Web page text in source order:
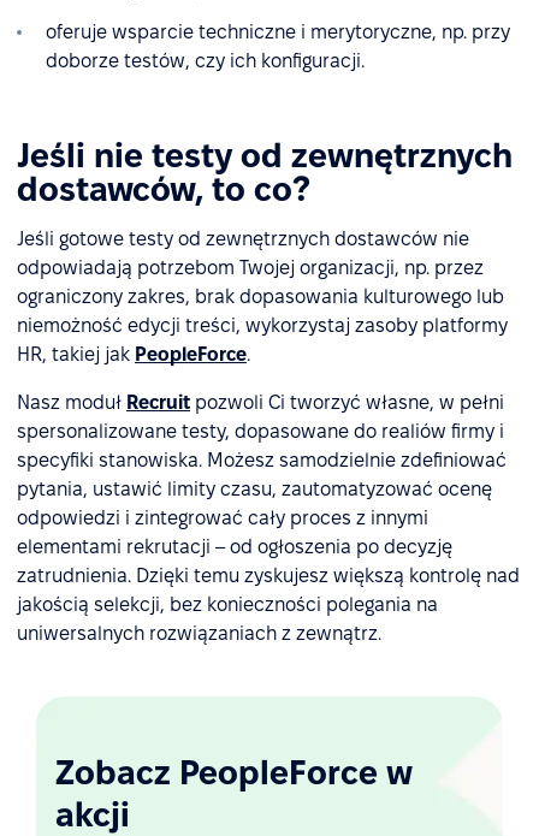
oferuje wsparcie techniczne i merytoryczne, np. przy
doborze testów, czy ich konfiguracji.
Jeśli nie testy od zewnętrznych
dostawców, to co?
Jeśli gotowe testy od zewnętrznych dostawców nie
odpowiadają potrzebom Twojej organizacji, np. przez
ograniczony zakres, brak dopasowania kulturowego lub
niemożność edycji treści, wykorzystaj zasoby platformy
HR, takiej jak PeopleForce.
Nasz moduł Recruit pozwoli Ci tworzyć własne, w pełni
spersonalizowane testy, dopasowane do realiów firmy i
specyfiki stanowiska. Możesz samodzielnie zdefiniować
pytania, ustawić limity czasu, zautomatyzować ocenę
odpowiedzi i zintegrować cały proces z innymi
elementami rekrutacji – od ogłoszenia po decyzję
zatrudnienia. Dzięki temu zyskujesz większą kontrolę nad
jakością selekcji, bez konieczności polegania na
uniwersalnych rozwiązaniach z zewnątrz.
Zobacz PeopleForce w
akcji